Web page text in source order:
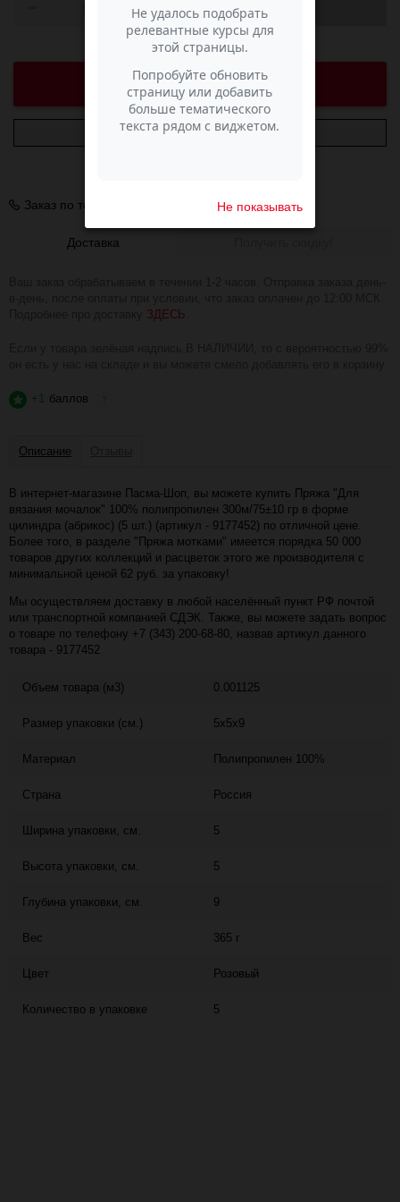
В КОРЗИНУ
УВЕДОМИТЬ О ПОСТУПЛЕНИИ
Доставка в г.Екатеринбург
Заказ по телефону +7 (343) 200-68-80
Доставка
ЗДЕСЬ
+1 баллов
Описание
В интернет-магазине Пасма-Шоп, вы можете купить Пряжа "Для
вязания мочалок" 100% полипропилен 300м/75±10 гр в форме
цилиндра (абрикос) (5 шт.) (артикул - 9177452) по отличной цене.
Более того, в разделе "Пряжа мотками" имеется порядка 50 000
товаров других коллекций и расцветок этого же производителя с
минимальной ценой 62 руб. за упаковку!
Мы осуществляем доставку в любой населённый пункт РФ почтой
или транспортной компанией СДЭК. Также, вы можете задать вопрос
о товаре по телефону +7 (343) 200-68-80, назвав артикул данного
товара - 9177452
Объем товара (м3) 0.001125
Размер упаковки (см.) 5x5x9
Материал Полипропилен 100%
Страна Россия
Ширина упаковки, см. 5
Высота упаковки, см. 5
Глубина упаковки, см. 9
Вес 365 г
Цвет Розовый
Количество в упаковке 5
Не показывать